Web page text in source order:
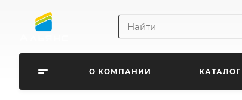
О КОМПАНИИ КАТАЛОГ